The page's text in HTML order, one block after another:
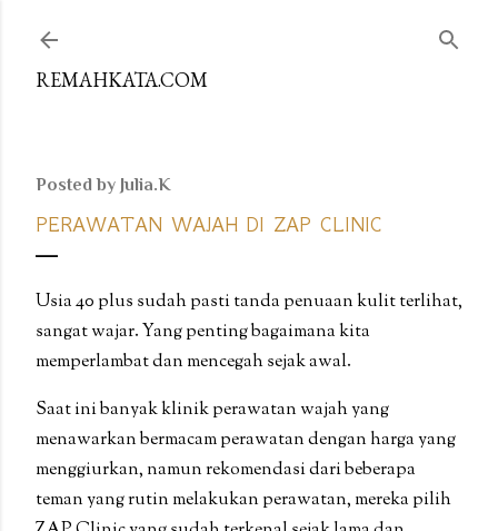
REMAHKATA.COM
Posted by Julia.K
PERAWATAN WAJAH DI ZAP CLINIC
Usia 40 plus sudah pasti tanda penuaan kulit terlihat,
sangat wajar. Yang penting bagaimana kita
memperlambat dan mencegah sejak awal.
Saat ini banyak klinik perawatan wajah yang
menawarkan bermacam perawatan dengan harga yang
menggiurkan, namun rekomendasi dari beberapa
teman yang rutin melakukan perawatan, mereka pilih